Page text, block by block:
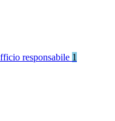
responsabile 1